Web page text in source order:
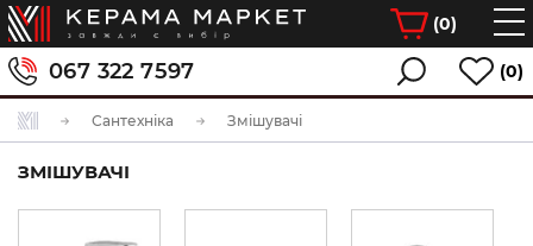
(0)
067 322 7597 (0)
Сантехніка Змішувачі
ЗМІШУВАЧІ